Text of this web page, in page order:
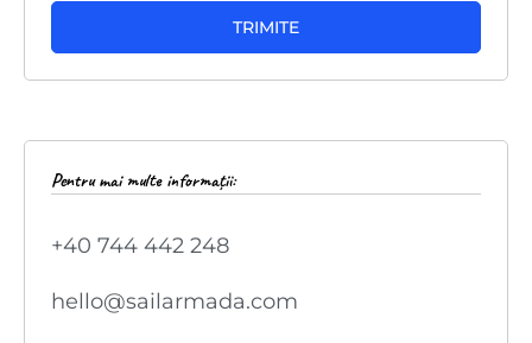
TRIMITE
Pentru mai multe informații:
+40 744 442 248
hello@sailarmada.com